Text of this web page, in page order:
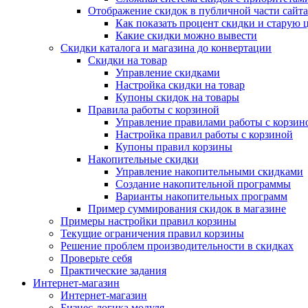
Отображение скидок в публичной части сайта
Как показать процент скидки и старую
Какие скидки можно вывести
Скидки каталога и магазина до конвертации
Скидки на товар
Управление скидками
Настройка скидки на товар
Купоны скидок на товары
Правила работы с корзиной
Управление правилами работы с
Настройка правил работы с корзиной
Купоны правил корзины
Накопительные скидки
Управление накопительными скидками
Создание накопительной программы
Варианты накопительных программ
Пример суммирования скидок в магазине
Примеры настройки правил корзины
Текущие ограничения правил корзины
Решение проблем производительности в скидках
Проверьте себя
Практические задания
Интернет-магазин
Интернет-магазин